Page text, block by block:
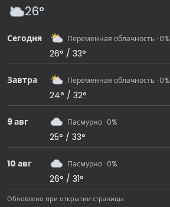
26°
Сегодня Переменная облачность · 0%
26° / 33°
Завтра Переменная облачность · 0%
24° / 32°
9 авг Пасмурно · 0%
25° / 33°
10 авг Пасмурно · 0%
26° / 31°
Обновлено при открытии страницы